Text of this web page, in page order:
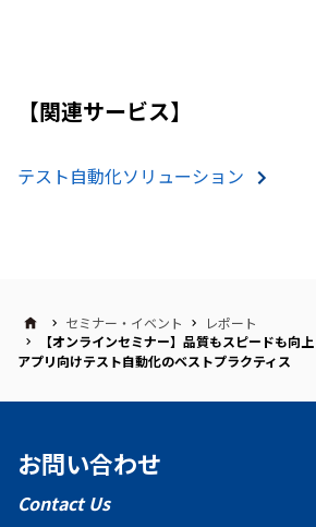
【関連サービス】
テスト自動化ソリューション
セミナー・イベント
レポート
【オンラインセミナー】品質もスピードも向
アプリ向けテスト自動化のベストプラクティス
お問い合わせ
Contact Us